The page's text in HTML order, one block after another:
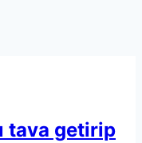
tava getirip